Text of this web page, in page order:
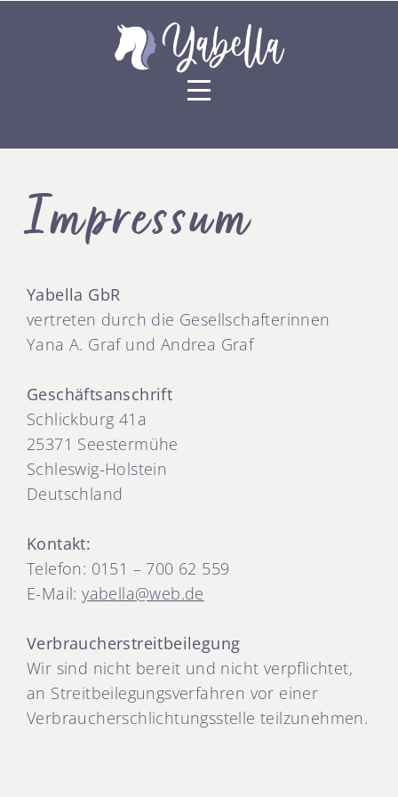
Yabella Reittherapie
Impressum
Yabella GbR
vertreten durch die Gesellschafterinnen
Yana A. Graf und Andrea Graf
Geschäftsanschrift
Schlickburg 41a
25371 Seestermühe
Schleswig-Holstein
Deutschland
Kontakt:
Telefon: 0151 – 700 62 559
E-Mail:yabella@web.de
Verbraucherstreitbeilegung
Wir sind nicht bereit und nicht verpflichtet,
an Streitbeilegungsverfahren vor einer
Verbraucherschlichtungsstelle teilzunehmen.